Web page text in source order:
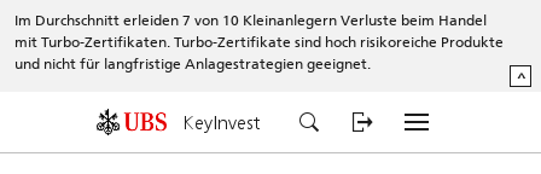
Im Durchschnitt erleiden 7 von 10 Kleinanlegern Verluste beim Handel
mit Turbo-Zertifikaten. Turbo-Zertifikate sind hoch risikoreiche Produkte
und nicht für langfristige Anlagestrategien geeignet.
^
KeyInvest